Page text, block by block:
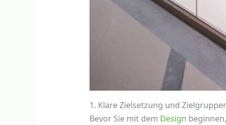
1. Klare Zielsetzung und
Bevor Sie mit dem Design